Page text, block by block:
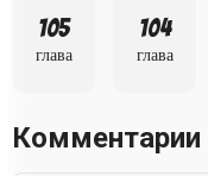
105
глава
104
глава
Комментарии